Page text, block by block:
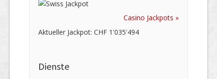
Casino Jackpots »
Aktueller Jackpot: CHF 1'035'494
Dienste